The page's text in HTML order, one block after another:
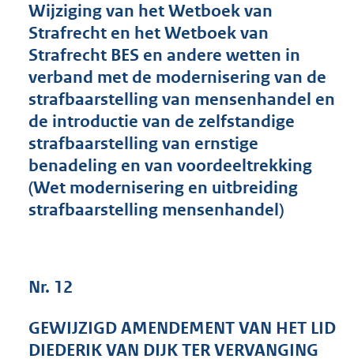
s
g
r
o
t
t
:
3
9
b
Wijziging van het Wetboek van
Strafrecht en het Wetboek van
Strafrecht BES en andere wetten in
verband met de modernisering van de
strafbaarstelling van mensenhandel en
de introductie van de zelfstandige
strafbaarstelling van ernstige
benadeling en van voordeeltrekking
(Wet modernisering en uitbreiding
strafbaarstelling mensenhandel)
Nr. 12
GEWIJZIGD AMENDEMENT VAN HET LID
DIEDERIK VAN DIJK TER VERVANGING